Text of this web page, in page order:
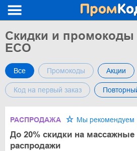
Скидки и промокоды
ECO
Все Промокоды Акции
Код на первый заказ
РАСПРОДАЖА Мы рекомендуем
До 20% скидки на
распродажи